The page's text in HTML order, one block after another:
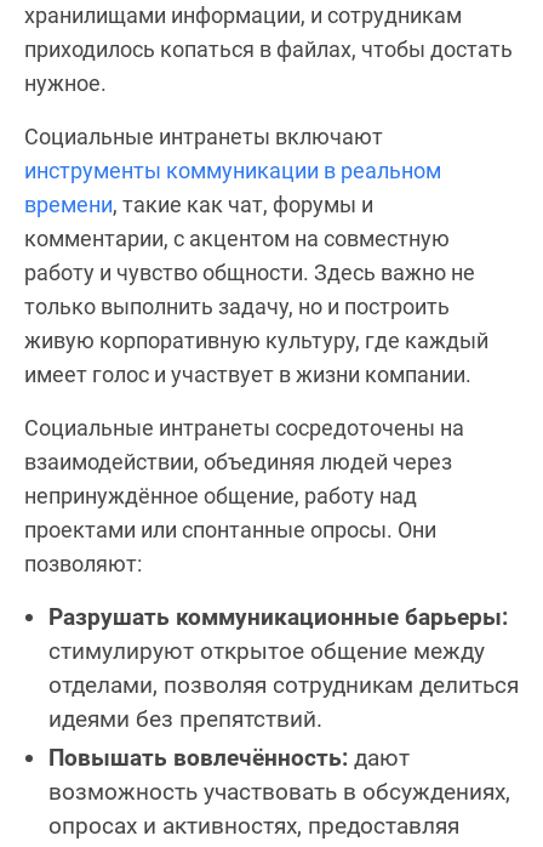
хранилищами информации, и сотрудникам
приходилось копаться в файлах, чтобы достать
нужное.
Социальные интранеты включают
инструменты коммуникации в реальном
времени, такие как чат, форумы и
комментарии, с акцентом на совместную
работу и чувство общности. Здесь важно не
только выполнить задачу, но и построить
живую корпоративную культуру, где каждый
имеет голос и участвует в жизни компании.
Социальные интранеты сосредоточены на
взаимодействии, объединяя людей через
непринуждённое общение, работу над
проектами или спонтанные опросы. Они
позволяют:
Разрушать коммуникационные барьеры:
стимулируют открытое общение между
отделами, позволяя сотрудникам делиться
идеями без препятствий.
Повышать вовлечённость: дают
возможность участвовать в обсуждениях,
опросах и активностях, предоставляя